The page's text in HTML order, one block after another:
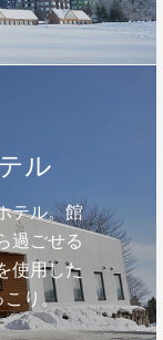
ル
テル。館
過ごせる
使用した
こり。